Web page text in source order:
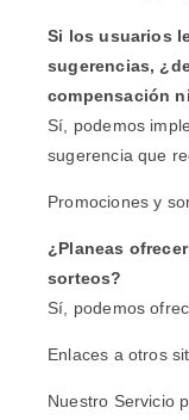
Si los usuarios
sugerencias,
compensación
Sí, podemos
sugerencia que
Promociones y
¿Planeas
sorteos?
Sí, podemos
Enlaces a otros
Nuestro Servicio